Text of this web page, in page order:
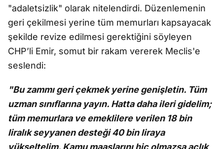
"adaletsizlik" olarak nitelendirdi. Düzenlemenin
geri çekilmesi yerine tüm memurları kapsayacak
şekilde revize edilmesi gerektiğini söyleyen
CHP’li Emir, somut bir rakam vererek Meclis'e
seslendi:
"Bu zammı geri çekmek yerine genişletin. Tüm
uzman sınıflarına yayın. Hatta daha ileri gidelim;
tüm memurlara ve emeklilere verilen 18 bin
liralık seyyanen desteği 40 bin liraya
yükseltelim. Kamu maaşlarını hiç olmazsa açlık